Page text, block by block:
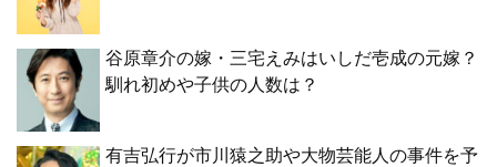
谷原章介の嫁・三宅えみはいしだ壱成の元嫁？
馴れ初めや子供の人数は？
有吉弘行が市川猿之助や大物芸能人の事件を予